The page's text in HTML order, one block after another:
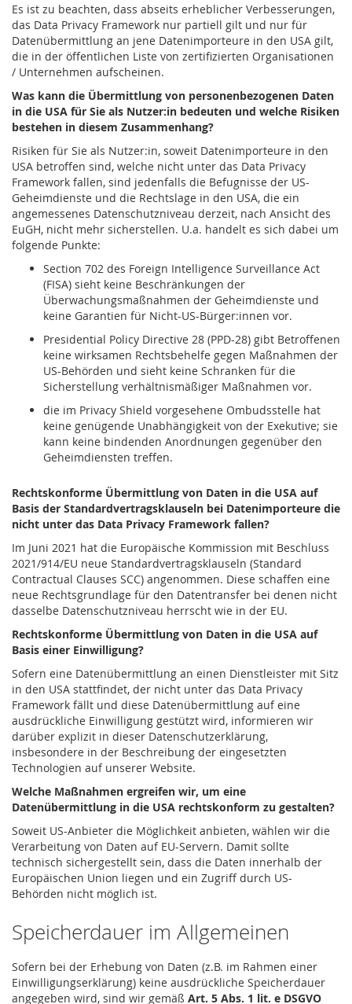
Es ist zu beachten, dass abseits erheblicher Verbesserungen,
das Data Privacy Framework nur partiell gilt und nur für
Datenübermittlung an jene Datenimporteure in den USA gilt,
die in der öffentlichen Liste von zertifizierten Organisationen
/ Unternehmen aufscheinen.
Was kann die Übermittlung von personenbezogenen Daten
in die USA für Sie als Nutzer:in bedeuten und welche Risiken
bestehen in diesem Zusammenhang?
Risiken für Sie als Nutzer:in, soweit Datenimporteure in den
USA betroffen sind, welche nicht unter das Data Privacy
Framework fallen, sind jedenfalls die Befugnisse der US-
Geheimdienste und die Rechtslage in den USA, die ein
angemessenes Datenschutzniveau derzeit, nach Ansicht des
EuGH, nicht mehr sicherstellen. U.a. handelt es sich dabei um
folgende Punkte:
Section 702 des Foreign Intelligence Surveillance Act
(FISA) sieht keine Beschränkungen der
Überwachungsmaßnahmen der Geheimdienste und
keine Garantien für Nicht-US-Bürger:innen vor.
Presidential Policy Directive 28 (PPD-28) gibt Betroffenen
keine wirksamen Rechtsbehelfe gegen Maßnahmen der
US-Behörden und sieht keine Schranken für die
Sicherstellung verhältnismäßiger Maßnahmen vor.
die im Privacy Shield vorgesehene Ombudsstelle hat
keine genügende Unabhängigkeit von der Exekutive; sie
kann keine bindenden Anordnungen gegenüber den
Geheimdiensten treffen.
Rechtskonforme Übermittlung von Daten in die USA auf
Basis der Standardvertragsklauseln bei Datenimporteure die
nicht unter das Data Privacy Framework fallen?
Im Juni 2021 hat die Europäische Kommission mit Beschluss
2021/914/EU neue Standardvertragsklauseln (Standard
Contractual Clauses SCC) angenommen. Diese schaffen eine
neue Rechtsgrundlage für den Datentransfer bei denen nicht
dasselbe Datenschutzniveau herrscht wie in der EU.
Rechtskonforme Übermittlung von Daten in die USA auf
Basis einer Einwilligung?
Sofern eine Datenübermittlung an einen Dienstleister mit Sitz
in den USA stattfindet, der nicht unter das Data Privacy
Framework fällt und diese Datenübermittlung auf eine
ausdrückliche Einwilligung gestützt wird, informieren wir
darüber explizit in dieser Datenschutzerklärung,
insbesondere in der Beschreibung der eingesetzten
Technologien auf unserer Website.
Welche Maßnahmen ergreifen wir, um eine
Datenübermittlung in die USA rechtskonform zu gestalten?
Soweit US-Anbieter die Möglichkeit anbieten, wählen wir die
Verarbeitung von Daten auf EU-Servern. Damit sollte
technisch sichergestellt sein, dass die Daten innerhalb der
Europäischen Union liegen und ein Zugriff durch US-
Behörden nicht möglich ist.
Speicherdauer im Allgemeinen
Sofern bei der Erhebung von Daten (z.B. im Rahmen einer
Einwilligungserklärung) keine ausdrückliche Speicherdauer
angegeben wird, sind wir gemäß Art. 5 Abs. 1 lit. e DSGVO